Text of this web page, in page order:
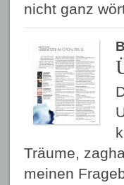
nicht ganz
Träume,
meinen